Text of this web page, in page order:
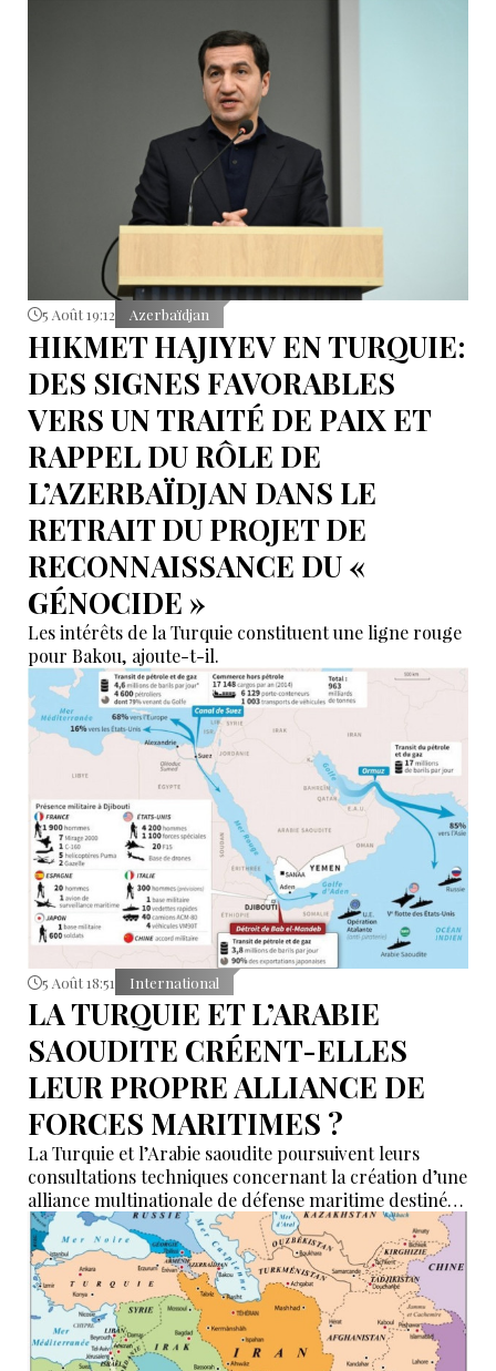
5 Août 19:12 Azerbaïdjan
HIKMET HAJIYEV EN TURQUIE:
DES SIGNES FAVORABLES
VERS UN TRAITÉ DE PAIX ET
RAPPEL DU RÔLE DE
L’AZERBAÏDJAN DANS LE
RETRAIT DU PROJET DE
RECONNAISSANCE DU «
GÉNOCIDE »
Les intérêts de la Turquie constituent une ligne rouge
pour Bakou, ajoute-t-il.
5 Août 18:51 International
LA TURQUIE ET L’ARABIE
SAOUDITE CRÉENT-ELLES
LEUR PROPRE ALLIANCE DE
FORCES MARITIMES ?
La Turquie et l’Arabie saoudite poursuivent leurs
consultations techniques concernant la création d’une
alliance multinationale de défense maritime destinée
à garantir la sécurité de la navigation en mer Rouge,
dans le détroit de Bab el-Mandeb et dans le golfe
d’Aden.